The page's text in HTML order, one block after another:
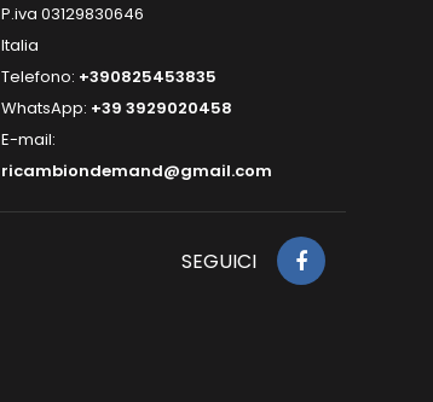
P.iva 03129830646
Italia
Telefono: +390825453835
WhatsApp: +39 3929020458
E-mail:
ricambiondemand@gmail.com
SEGUICI